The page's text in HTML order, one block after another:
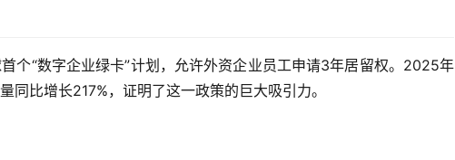
个“数字企业绿卡”计划，允许外资企业员工申请3年居留权。2025年
比增长217%，证明了这一政策的巨大吸引力。